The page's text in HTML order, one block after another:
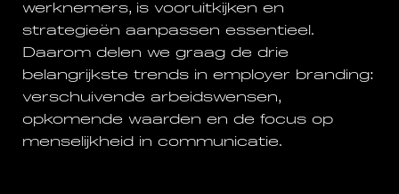
werknemers, is vooruitkijken en
strategieën aanpassen essentieel.
Daarom delen we graag de drie
belangrijkste trends in employer branding:
verschuivende arbeidswensen,
opkomende waarden en de focus op
menselijkheid in communicatie.